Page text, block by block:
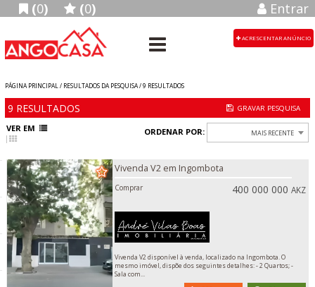
(0) (0) Entrar
ACRESCENTAR ANÚNCIO
PÁGINA PRINCIPAL / RESULTADOS DA PESQUISA /9 RESULTADOS
9 RESULTADOS
VER EM ORDENAR POR: MAIS RECENTE
Vivenda V2 em Ingombota
Comprar 400 000 000AKZ
Vivenda V2 disponível à venda, localizado na Ingombota. O
mesmo imóvel, dispõe dos seguintes detalhes: - 2 Quartos; -
Sala com...